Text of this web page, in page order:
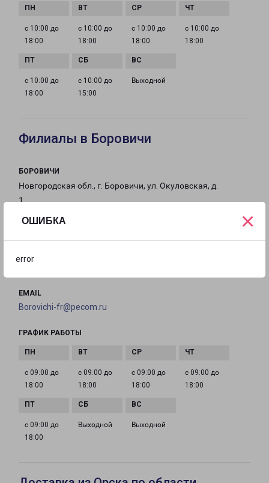
ОШИБКА
error
×
с 10:00 до
18:00
с 10:00 до
18:00
с 10:00 до
18:00
с 10:00 до
18:00
с 10:00 до
18:00
с 10:00 до
15:00
Выходной
Филиалы в Боровичи
БОРОВИЧИ
Новгородская обл., г. Боровичи, ул. Окуловская, д.
1
EMAIL
Borovichi-fr@pecom.ru
ГРАФИК РАБОТЫ
с 09:00 до
18:00
с 09:00 до
18:00
с 09:00 до
18:00
с 09:00 до
18:00
с 09:00 до
18:00
Выходной Выходной